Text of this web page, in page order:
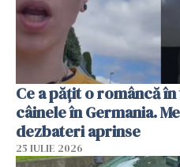
Ce a pățit o româncă
câinele în Germania.
dezbateri aprinse
25 IULIE 2026